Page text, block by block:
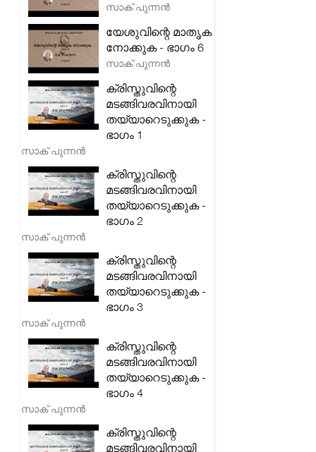
സാക് പുന്നൻ
യേശുവിന്റെ മാതൃക
നോക്കുക - ഭാഗം 6
സാക് പുന്നൻ
ക്രിസ്തുവിന്റെ
മടങ്ങിവരവിനായി
തയ്യാറെടുക്കുക -
ഭാഗം 1
സാക് പുന്നൻ
ക്രിസ്തുവിന്റെ
മടങ്ങിവരവിനായി
തയ്യാറെടുക്കുക -
ഭാഗം 2
സാക് പുന്നൻ
ക്രിസ്തുവിന്റെ
മടങ്ങിവരവിനായി
തയ്യാറെടുക്കുക -
ഭാഗം 3
സാക് പുന്നൻ
ക്രിസ്തുവിന്റെ
മടങ്ങിവരവിനായി
തയ്യാറെടുക്കുക -
ഭാഗം 4
സാക് പുന്നൻ
ക്രിസ്തുവിന്റെ
മടങ്ങിവരവിനായി